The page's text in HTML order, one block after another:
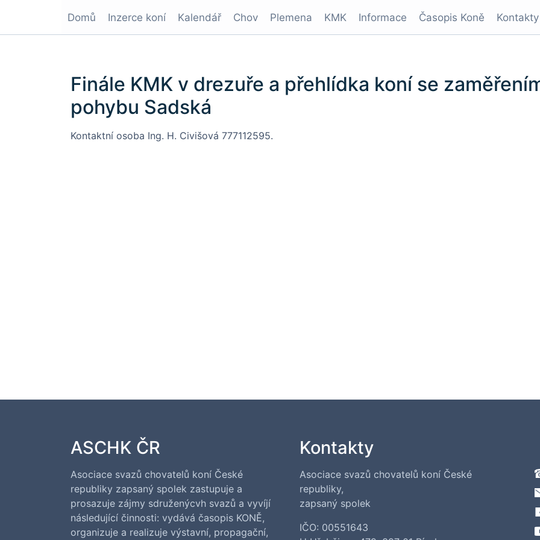
Domů Inzerce koní Kalendář Chov Plemena KMK Informace Časopis Koně Kontakty
Finále KMK v drezuře a přehlídka koní se
pohybu Sadská
Kontaktní osoba Ing. H. Civišová 777112595.
ASCHK ČR
Asociace svazů chovatelů koní České
republiky zapsaný spolek zastupuje a
prosazuje zájmy sdruženýcvh svazů a vyvíjí
následující činnosti: vydává časopis KONĚ,
organizuje a realizuje výstavní, propagační,
Kontakty
Asociace svazů chovatelů koní České
republiky,
zapsaný spolek
IČO: 00551643